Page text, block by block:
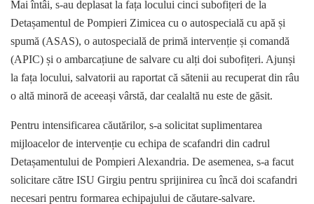
Mai întâi, s-au deplasat la fața locului cinci subofițeri de la
Detașamentul de Pompieri Zimicea cu o autospecială cu apă și
spumă (ASAS), o autospecială de primă intervenție și comandă
(APIC) și o ambarcațiune de salvare cu alți doi subofițeri. Ajunși
la fața locului, salvatorii au raportat că sătenii au recuperat din râu
o altă minoră de aceeași vârstă, dar cealaltă nu este de găsit.
Pentru intensificarea căutărilor, s-a solicitat suplimentarea
mijloacelor de intervenție cu echipa de scafandri din cadrul
Detașamentului de Pompieri Alexandria. De asemenea, s-a facut
solicitare către ISU Girgiu pentru sprijinirea cu încă doi scafandri
necesari pentru formarea echipajului de căutare-salvare.